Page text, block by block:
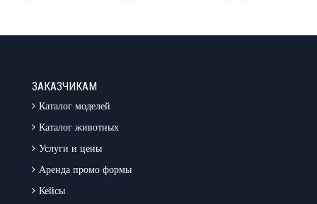
ЗАКАЗЧИКАМ
Каталог моделей
Каталог животных
Услуги и цены
Аренда промо формы
Кейсы